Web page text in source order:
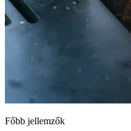
Főbb jellemzők